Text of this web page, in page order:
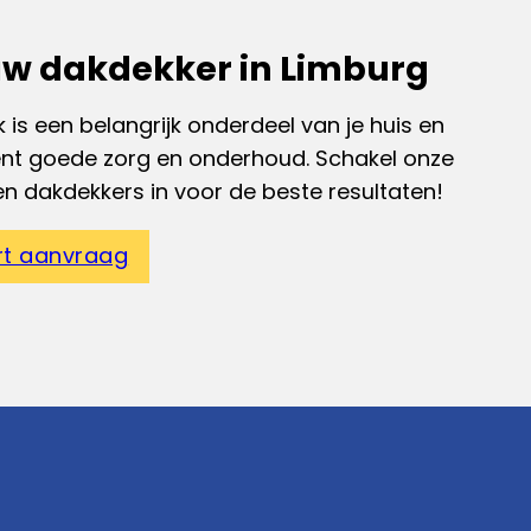
dakdekker in Limburg
is een belangrijk onderdeel van je huis en
goede zorg en onderhoud. Schakel onze
dakdekkers in voor de beste resultaten!
aanvraag